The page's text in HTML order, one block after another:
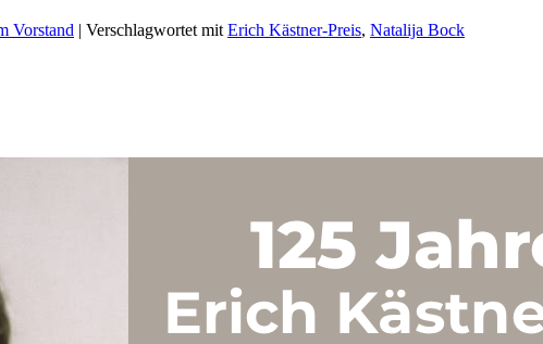
Vorstand | Verschlagwortet mit Erich Kästner-Preis, Natalija Bock